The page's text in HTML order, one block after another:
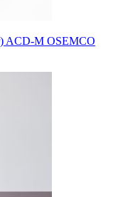
ACD-M OSEMCO